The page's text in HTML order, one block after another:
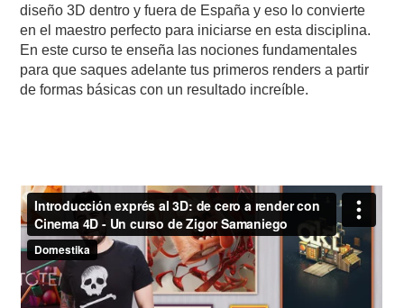
diseño 3D dentro y fuera de España y eso lo convierte
en el maestro perfecto para iniciarse en esta disciplina.
En este curso te enseña las nociones fundamentales
para que saques adelante tus primeros renders a partir
de formas básicas con un resultado increíble.